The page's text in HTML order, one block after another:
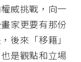
威挑戰，向一
家更要有那份
後來「移籍」
是觀點和立場